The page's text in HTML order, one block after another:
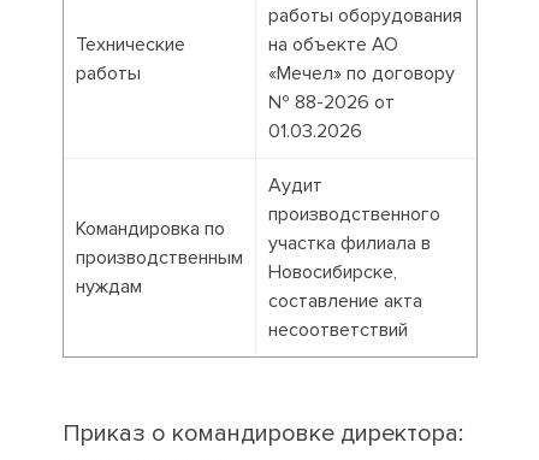
Технические
работы
работы оборудования
на объекте АО
«Мечел» по договору
№ 88-2026 от
01.03.2026
Командировка по
производственным
нуждам
Аудит
производственного
участка филиала в
Новосибирске,
составление акта
несоответствий
Приказ о командировке директора: